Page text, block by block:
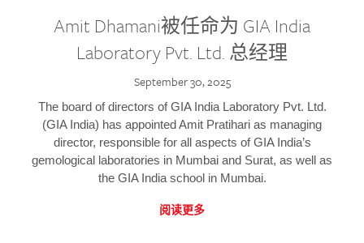
Amit Dhamani被任命为 GIA India
Laboratory Pvt. Ltd. 总经理
September 30, 2025
The board of directors of GIA India Laboratory Pvt. Ltd.
(GIA India) has appointed Amit Pratihari as managing
director, responsible for all aspects of GIA India’s
gemological laboratories in Mumbai and Surat, as well as
the GIA India school in Mumbai.
阅读更多